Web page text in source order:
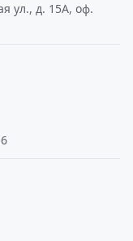
ул., д. 15А, оф.